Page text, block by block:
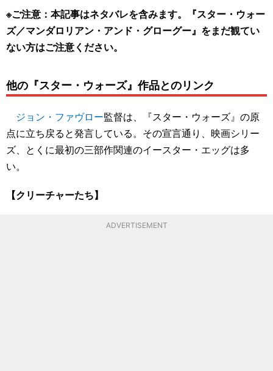
※ご注意：本記事はネタバレを含みます。『スター・ウォー
ズ／マンダロリアン・アンド・グローグー』をまだ観てい
ない方はご注意ください。
他の『スター・ウォーズ』作品とのリンク
ジョン・ファヴロー監督は、『スター・ウォーズ』の原
点に立ち戻ると発言している。その宣言通り、映画シリー
ズ、とくに最初の三部作関連のイースター・エッグは多
い。
【クリーチャーたち】
ADVERTISEMENT